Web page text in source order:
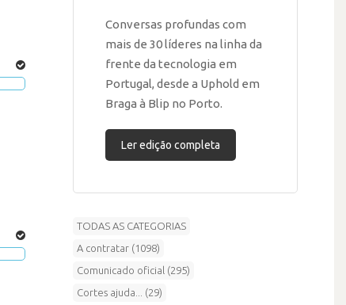
Conversas profundas com
mais de 30 líderes na linha da
frente da tecnologia em
Portugal, desde a Uphold em
Braga à Blip no Porto.
Ler edição completa
TODAS AS CATEGORIAS
A contratar (1098)
Comunicado oficial (295)
Cortes ajuda... (29)